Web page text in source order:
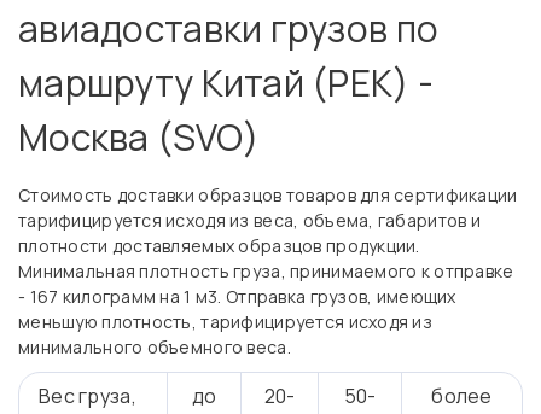
авиадоставки грузов по
маршруту Китай (PEK) -
Москва (SVO)
Стоимость доставки образцов товаров для сертификации
тарифицируется исходя из веса, объема, габаритов и
плотности доставляемых образцов продукции.
Минимальная плотность груза, принимаемого к отправке
- 167 килограмм на 1 м3. Отправка грузов, имеющих
меньшую плотность, тарифицируется исходя из
минимального объемного веса.
Вес груза,
до
20-
50-
более